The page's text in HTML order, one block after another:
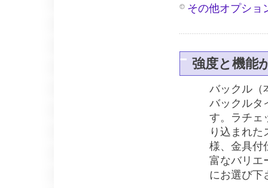
その他オプショ
強度と機能
バックル（
バックルタ
す。ラチェ
り込まれ
様、金具付
富なバリエ
にお選び下